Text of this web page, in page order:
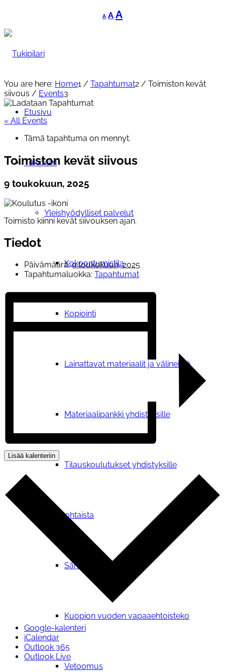
A
Decrease
font
A Reset
font
AIncrease
Etusivu
Tukipilari
Yleishyödylliset palvelut
Kokoontumistila
Kopiointi
Lainattavat materiaalit ja välineistö
Materiaalipankki yhdistyksille
Tilauskoulutukset yhdistyksille
Ajankohtaista
Sähköpostikirje
Kuopion vuoden vapaaehtoisteko
Vetoomus
You are here: Home1 / Tapahtumat2 / Toimiston kevät
siivous / Events3
« All Events
Tämä tapahtuma on mennyt.
Toimiston kevät siivous
9 toukokuun, 2025
Toimisto kiinni kevät siivouksen ajan.
Tiedot
Päivämäärä: 9 toukokuun, 2025
Tapahtumaluokka: Tapahtumat
Lisää kalenteriin
Google-kalenteri
iCalendar
Outlook 365
Outlook Live